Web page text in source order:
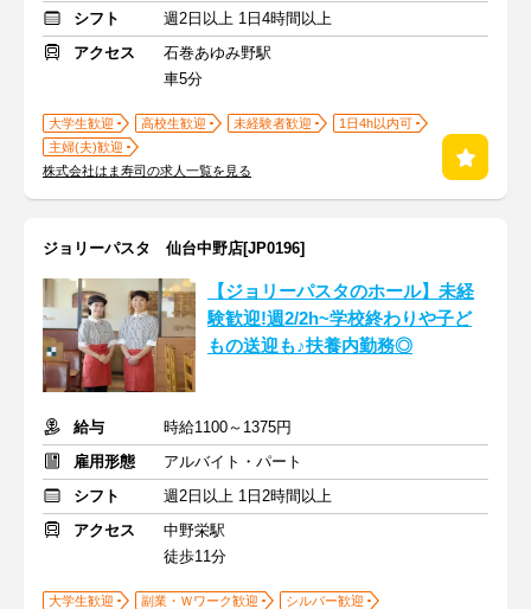
シフト
週2日以上 1日4時間以上
アクセス
石巻あゆみ野駅
車5分
大学生歓迎 高校生歓迎 未経験者歓迎
1日4h以内可
主婦(夫)歓迎
株式会社はま寿司の求人一覧を見る
ジョリーパスタ 仙台中野店[JP0196]
【ジョリーパスタのホール】未経
験歓迎!週2/2h~学校終わりや子ど
もの送迎も♪扶養内勤務◎
給与
時給1100～1375円
雇用形態
アルバイト・パート
シフト
週2日以上 1日2時間以上
アクセス
中野栄駅
徒歩11分
大学生歓迎 副業・Ｗワーク歓迎
シルバー歓迎